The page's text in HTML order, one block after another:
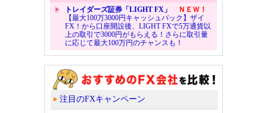
トレイダーズ証券「LIGHT FX」
ＮＥＷ！
【最大100万3000円キャッシュバック】ザイ
FX！から口座開設後、LIGHT FXで5万通貨以
上の取引で3000円がもらえる！さらに取引量
に応じて最大100万円のチャンスも！
注目のFXキャンペーン